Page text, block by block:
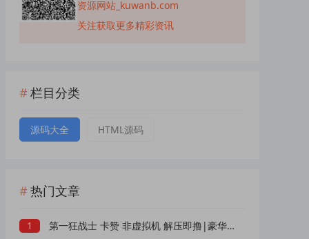
资源网站_kuwanb.com
关注获取更多精彩资讯
栏目分类
源码大全 HTML源码
热门文章
1 第一狂战士 卡赞 非虚拟机 解压即撸|豪华中文|